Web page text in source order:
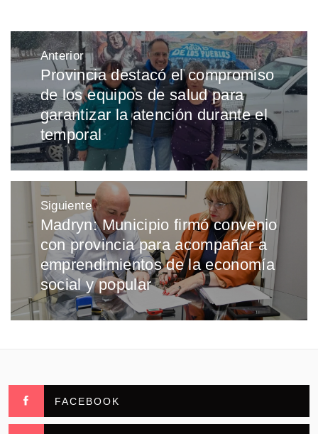
Navegación
de
entradas
Anterior
Entrada
anterior:
Provincia destacó el compromiso
de los equipos de salud para
garantizar la atención durante el
temporal
Siguiente
Entrada
siguiente:
Madryn: Municipio firmó convenio
con provincia para acompañar a
emprendimientos de la economía
social y popular
FACEBOOK